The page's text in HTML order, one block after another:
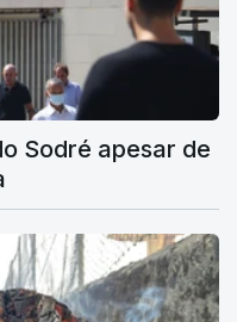
Sodré apesar de